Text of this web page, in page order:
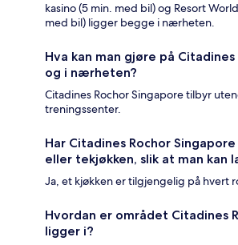
kasino (5 min. med bil) og Resort
med bil) ligger begge i nærheten.
Hva kan man gjøre på
og i nærheten?
Citadines Rochor Singapore tilbyr
treningssenter.
Har Citadines Rochor
eller tekjøkken, slik at man kan
Ja, et kjøkken er tilgjengelig på hvert
Hvordan er området Citadines
ligger i?